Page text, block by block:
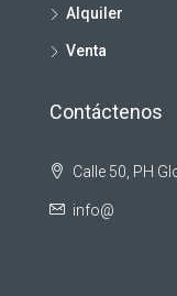
Alquiler
Venta
Contáctenos
Calle 50, PH
info@